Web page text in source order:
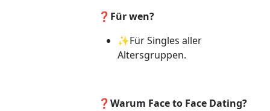
❓Für wen?
✨Für Singles aller
Altersgruppen.
❓Warum Face to Face Dating?